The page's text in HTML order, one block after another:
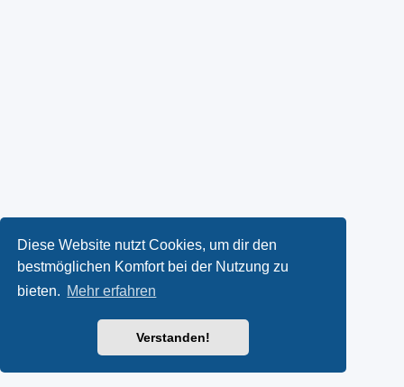
Diese Website nutzt Cookies, um dir den
bestmöglichen Komfort bei der Nutzung zu
bieten. Mehr erfahren
Verstanden!